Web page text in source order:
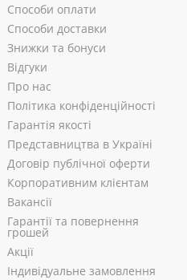
Способи оплати
Способи доставки
Знижки та бонуси
Відгуки
Про нас
Політика конфіденційності
Гарантія якості
Представництва в Україні
Договір публічної оферти
Корпоративним клієнтам
Вакансії
Гарантії та повернення
грошей
Акції
Індивідуальне замовлення